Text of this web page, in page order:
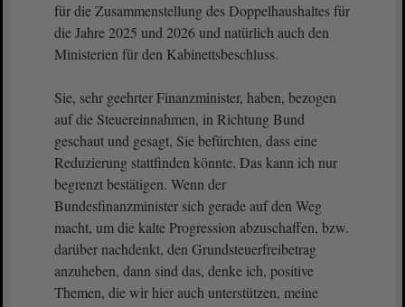
für die Zusammenstellung des Doppelhaushaltes für
die Jahre 2025 und 2026 und natürlich auch den
Ministerien für den Kabinettsbeschluss.
Sie, sehr geehrter Finanzminister, haben, bezogen
auf die Steuereinnahmen, in Richtung Bund
geschaut und gesagt, Sie befürchten, dass eine
Reduzierung stattfinden könnte. Das kann ich nur
begrenzt bestätigen. Wenn der
Bundesfinanzminister sich gerade auf den Weg
macht, um die kalte Progression abzuschaffen, bzw.
darüber nachdenkt, den Grundsteuerfreibetrag
anzuheben, dann sind das, denke ich, positive
Themen, die wir hier auch unterstützen, meine